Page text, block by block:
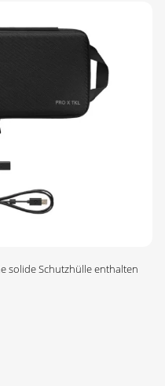
solide Schutzhülle enthalten